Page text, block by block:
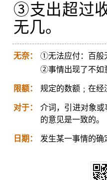
③支出超过
无几。
无奈：
①无法应付：百般
②事情出现了不如
限额： 规定的数额﹔在经
对于：
介词，引进对象
的意见是一致的。
日期： 发生某一事情的确